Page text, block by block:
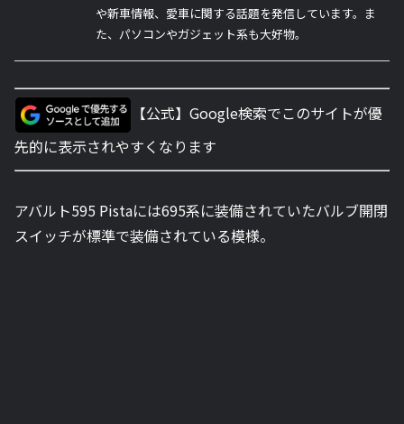
や新車情報、愛車に関する話題を発信しています。ま
た、パソコンやガジェット系も大好物。
【公式】Google検索でこのサイトが優
先的に表示されやすくなります
アバルト595 Pistaには695系に装備されていたバルブ開閉
スイッチが標準で装備されている模様。